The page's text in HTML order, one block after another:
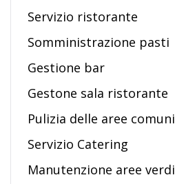
Servizio ristorante
Somministrazione pasti
Gestione bar
Gestone sala ristorante
Pulizia delle aree comuni
Servizio Catering
Manutenzione aree verdi